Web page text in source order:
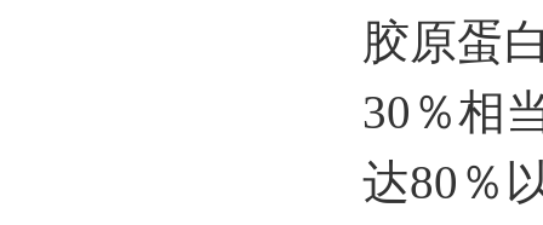
胶原蛋
30％相
达80％